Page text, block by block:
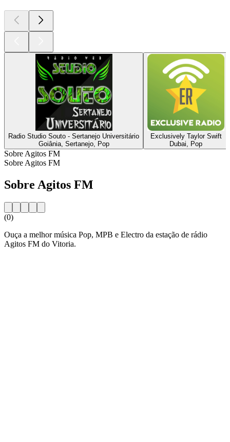
Radio Studio Souto - Sertanejo Universitário
Goiânia, Sertanejo, Pop
Exclusively Taylor Swift
Dubai, Pop
Sobre Agitos FM
Sobre Agitos FM
Sobre Agitos FM
(0)
Ouça a melhor música Pop, MPB e Electro da estação de rádio
Agitos FM do Vitoria.